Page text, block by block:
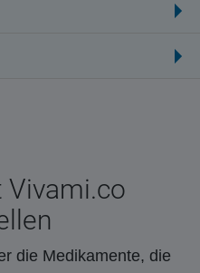
Vivami.co
die Medikamente, die